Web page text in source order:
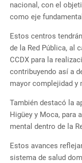
nacional, con el
como eje
Estos centros
de la Red Pública, al
CCDX para la
contribuyendo así a
mayor complejidad y
También destacó la
Higüey y Moca, para
mental dentro de la
Estos avances
sistema de salud